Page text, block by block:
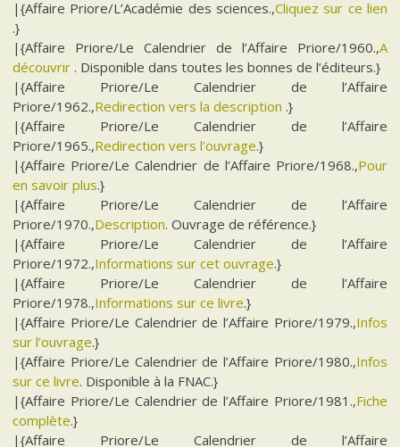
|{Affaire Priore/L’Académie des sciences.,Cliquez sur ce lien
.}
|{Affaire Priore/Le Calendrier de l’Affaire Priore/1960.,A
découvrir . Disponible dans toutes les bonnes de l’éditeurs.}
|{Affaire Priore/Le Calendrier de l’Affaire
Priore/1962.,Redirection vers la description .}
|{Affaire Priore/Le Calendrier de l’Affaire
Priore/1965.,Redirection vers l’ouvrage.}
|{Affaire Priore/Le Calendrier de l’Affaire Priore/1968.,Pour
en savoir plus.}
|{Affaire Priore/Le Calendrier de l’Affaire
Priore/1970.,Description. Ouvrage de référence.}
|{Affaire Priore/Le Calendrier de l’Affaire
Priore/1972.,Informations sur cet ouvrage.}
|{Affaire Priore/Le Calendrier de l’Affaire
Priore/1978.,Informations sur ce livre.}
|{Affaire Priore/Le Calendrier de l’Affaire Priore/1979.,Infos
sur l’ouvrage.}
|{Affaire Priore/Le Calendrier de l’Affaire Priore/1980.,Infos
sur ce livre. Disponible à la FNAC.}
|{Affaire Priore/Le Calendrier de l’Affaire Priore/1981.,Fiche
complète.}
|{Affaire Priore/Le Calendrier de l’Affaire